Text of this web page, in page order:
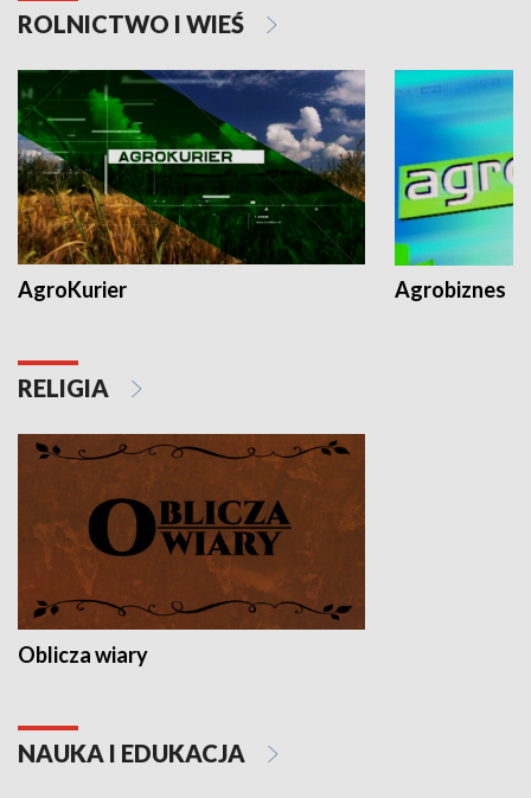
ROLNICTWO I WIEŚ
AgroKurier Agrobiznes
RELIGIA
Oblicza wiary
NAUKA I EDUKACJA